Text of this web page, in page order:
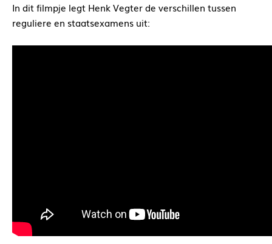
In dit filmpje legt Henk Vegter de verschillen tussen
reguliere en staatsexamens uit: